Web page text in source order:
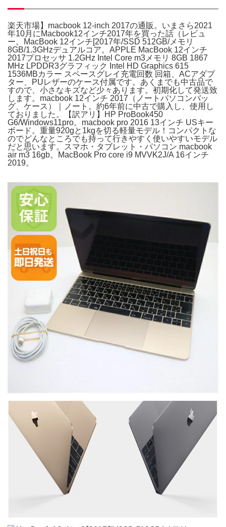
楽天市場】macbook 12-inch 2017の通販。いまさら2021
年10月にMacbook12インチ2017年を買った話（レビュ
ー。MacBook 12インチ[2017年/SSD 512GB/メモリ
8GB/1.3GHzデュアルコア。APPLE MacBook 12インチ
2017プロセッサ 1.2GHz Intel Core m3メモリ 8GB 1867
MHz LPDDR3グラフィック Intel HD Graphics 615
1536MBカラー スペースグレイ充電回数 回箱、ACアダプ
ター、PUレザーのケース付属です。あくまでも中古品で
すので、小さなキズなど少々あります。初期化して発送致
します。macbook 12インチ 2017（ノートパソコンバッ
グ、ケース）｜ノート。約6年前に中古で購入し、使用し
ておりました。【訳アリ】HP ProBook450
G6/Windows11pro。macbook pro 2016 13インチ USキー
ボード。重量920gと1kgを切る軽量モデル！コンパクトな
のでどんなところでも持って行きやすく使いやすいモデル
だと思います。スマホ・タブレット・パソコン macbook
air m3 16gb。MacBook Pro core i9 MVVK2J/A 16インチ
2019。